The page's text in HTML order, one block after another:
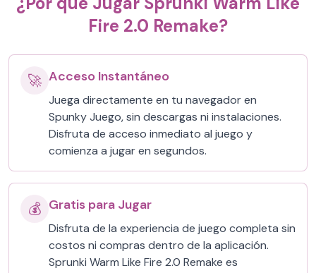
Fire 2.0 Remake?
🚀 Acceso Instantáneo
Juega directamente en tu navegador en
Spunky Juego, sin descargas ni instalaciones.
Disfruta de acceso inmediato al juego y
comienza a jugar en segundos.
💰 Gratis para Jugar
Disfruta de la experiencia de juego completa sin
costos ni compras dentro de la aplicación.
Sprunki Warm Like Fire 2.0 Remake es